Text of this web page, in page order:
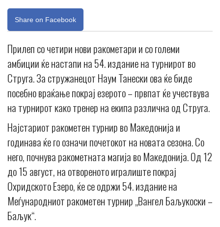
Share on Facebook
Прилеп со четири нови ракометари и со големи
амбиции ќе настапи на 54. издание на турнирот во
Струга. За стружанецот Наум Танески ова ќе биде
посебно враќање покрај езерото – првпат ќе учествува
на турнирот како тренер на екипа различна од Струга.
Најстариот ракометен турнир во Македонија и
годинава ќе го означи почетокот на новата сезона. Со
него, почнува ракометната магија во Македонија. Од 12
до 15 август, на отвореното игралиште покрај
Охридското Езеро, ќе се одржи 54. издание на
Меѓународниот ракометен турнир „Вангел Баљукоски –
Баљук“.